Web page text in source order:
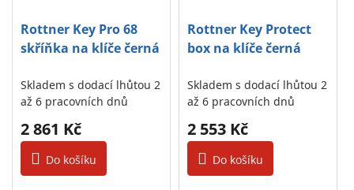
Rottner Key Pro 68
skříňka na klíče černá
Skladem s dodací lhůtou 2
až 6 pracovních dnů
2 861 Kč
Do košíku
Rottner Key Protect
box na klíče černá
Skladem s dodací lhůtou 2
až 6 pracovních dnů
2 553 Kč
Do košíku